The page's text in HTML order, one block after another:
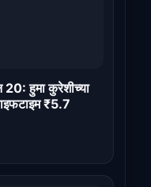
हुमा कुरेशीच्या
₹5.7